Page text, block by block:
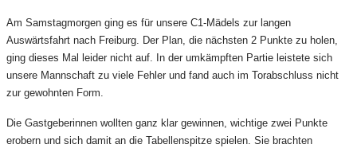
Am Samstagmorgen ging es für unsere C1-Mädels zur langen
Auswärtsfahrt nach Freiburg. Der Plan, die nächsten 2 Punkte zu holen,
ging dieses Mal leider nicht auf. In der umkämpften Partie leistete sich
unsere Mannschaft zu viele Fehler und fand auch im Torabschluss nicht
zur gewohnten Form.
Die Gastgeberinnen wollten ganz klar gewinnen, wichtige zwei Punkte
erobern und sich damit an die Tabellenspitze spielen. Sie brachten